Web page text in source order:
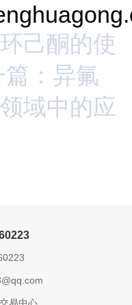
己酮的使
篇：异氟
域中的应